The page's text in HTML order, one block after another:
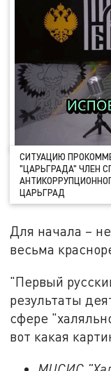
СИТУАЦИЮ
"ЦАРЬГРАДА" ЧЛЕН
ЦАРЬГРАД
Для начала –
весьма
"Первый
результаты
сфере
вот какая